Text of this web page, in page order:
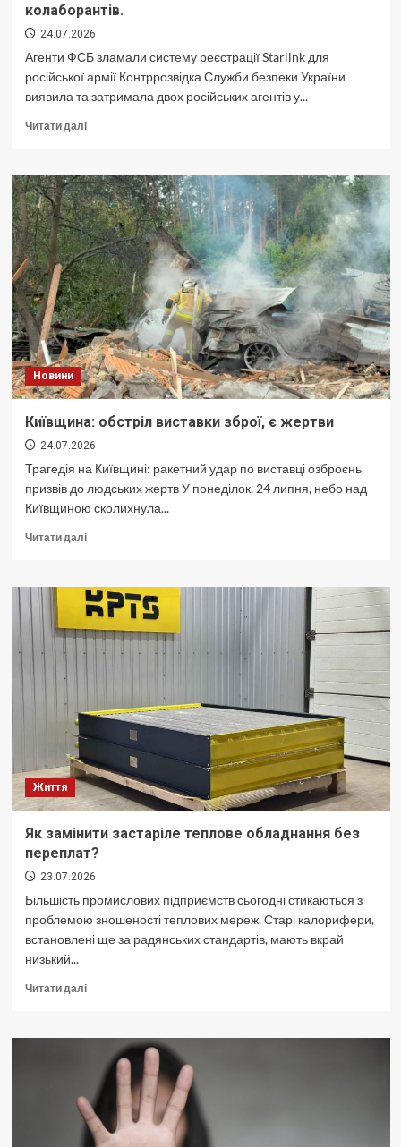
колаборантів.
24.07.2026
Агенти ФСБ зламали систему реєстрації Starlink для
російської армії Контррозвідка Служби безпеки України
виявила та затримала двох російських агентів у...
Читати даліДокладніше
70+
Starlink
для
Росії.
Викрито
двох
колаборантів.
Новини
Київщина: обстріл виставки зброї, є жертви
24.07.2026
Трагедія на Київщині: ракетний удар по виставці озброєнь
призвів до людських жертв У понеділок, 24 липня, небо над
Київщиною сколихнула...
Читати даліДокладніше
обстріл
виставки
зброї,
є
жертви</strong>
Життя
Як замінити застаріле теплове обладнання без
переплат?
23.07.2026
Більшість промислових підприємств сьогодні стикаються з
проблемою зношеності теплових мереж. Старі калорифери,
встановлені ще за радянських стандартів, мають вкрай
низький...
Читати даліДокладніше
замінити
застаріле
теплове
обладнання
без
переплат?